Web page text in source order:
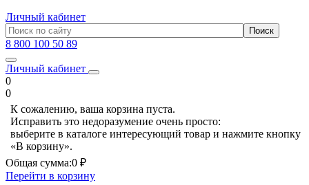
Личный кабинет
8 800 100 50 89
Личный кабинет
0
0
К сожалению, ваша корзина пуста.
Исправить это недоразумение очень просто:
выберите в каталоге интересующий товар и нажмите кнопку
«В корзину».
Общая сумма:0 ₽
Перейти в корзину